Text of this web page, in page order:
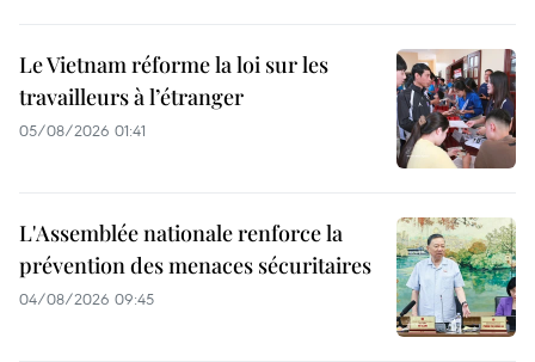
Le Vietnam réforme la loi sur les
travailleurs à l’étranger
05/08/2026 01:41
L'Assemblée nationale renforce la
prévention des menaces sécuritaires
04/08/2026 09:45